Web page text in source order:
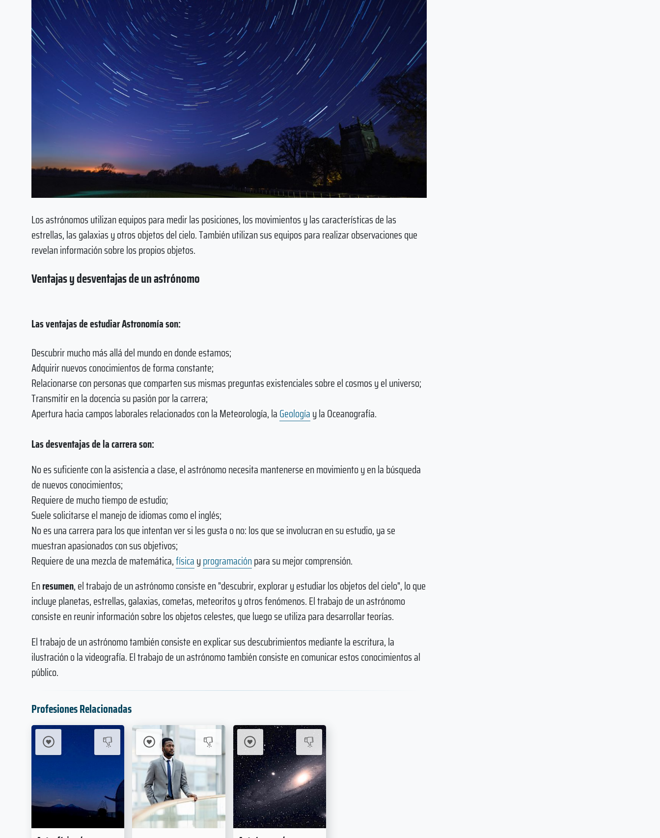
Los astrónomos utilizan equipos para medir las posiciones, los movimientos y las características de las
estrellas, las galaxias y otros objetos del cielo. También utilizan sus equipos para realizar observaciones que
revelan información sobre los propios objetos.
Ventajas y desventajas de un astrónomo
Las ventajas de estudiar Astronomía son:
Descubrir mucho más allá del mundo en donde estamos;
Adquirir nuevos conocimientos de forma constante;
Relacionarse con personas que comparten sus mismas preguntas existenciales sobre el cosmos y el universo;
Transmitir en la docencia su pasión por la carrera;
Apertura hacia campos laborales relacionados con la Meteorología, laGeologíay la Oceanografía.
Las desventajas de la carrera son:
No es suficiente con la asistencia a clase, el astrónomo necesita mantenerse en movimiento y en la búsqueda
de nuevos conocimientos;
Requiere de mucho tiempo de estudio;
Suele solicitarse el manejo de idiomas como el inglés;
No es una carrera para los que intentan ver si les gusta o no: los que se involucran en su estudio, ya se
muestran apasionados con sus objetivos;
Requiere de una mezcla de matemática,físicayprogramaciónpara su mejor comprensión.
Enresumen, el trabajo de un astrónomo consiste en "descubrir, explorar y estudiar los objetos del cielo", lo que
incluye planetas, estrellas, galaxias, cometas, meteoritos y otros fenómenos. El trabajo de un astrónomo
consiste en reunir información sobre los objetos celestes, que luego se utiliza para desarrollar teorías.
El trabajo de un astrónomo también consiste en explicar sus descubrimientos mediante la escritura, la
ilustración o la videografía. El trabajo de un astrónomo también consiste en comunicar estos conocimientos al
público.
Profesiones Relacionadas